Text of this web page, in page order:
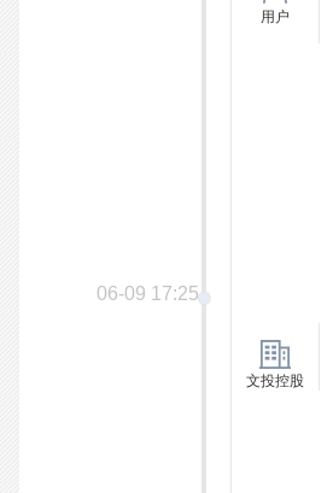
06-09 17:25
用户
文投控股